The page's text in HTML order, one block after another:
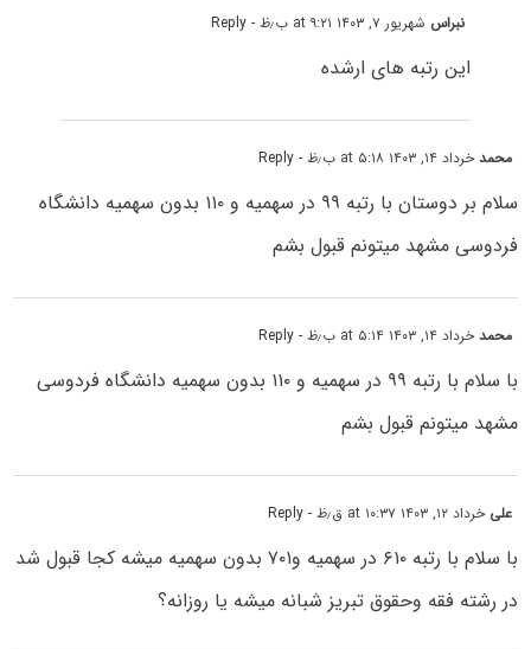
نبراس شهریور ۷, ۱۴۰۳ at ۹:۲۱ ب٫ظ - Reply
این رتبه های ارشده
محمدخرداد ۱۴, ۱۴۰۳ at ۵:۱۸ ب٫ظ - Reply
سلام بر دوستان با رتبه ۹۹ در سهمیه و ۱۱۰ بدون سهمیه دانشگاه
فردوسی مشهد میتونم قبول بشم
محمدخرداد ۱۴, ۱۴۰۳ at ۵:۱۴ ب٫ظ - Reply
با سلام با رتبه ۹۹ در سهمیه و ۱۱۰ بدون سهمیه دانشگاه فردوسی
مشهد میتونم قبول بشم
علی خرداد ۱۲, ۱۴۰۳ at ۱۰:۳۷ ق٫ظ - Reply
با سلام با رتبه ۶۱۰ در سهمیه و۷۰۱ بدون سهمیه میشه کجا قبول شد
در رشته فقه وحقوق تبریز شبانه میشه یا روزانه؟